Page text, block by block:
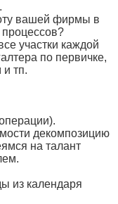
вашей фирмы в
процессов?
участки каждой
по первичке,
и тп.
декомпозицию
на талант
из календаря